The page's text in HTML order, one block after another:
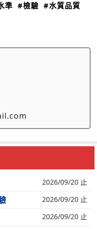
準 #檢驗 #水質品質
2026/09/20 止
2026/09/20 止
2026/09/20 止